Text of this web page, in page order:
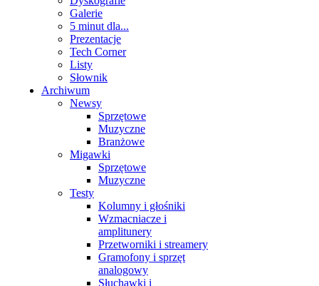
Galerie
5 minut dla...
Prezentacje
Tech Corner
Listy
Słownik
Archiwum
Newsy
Sprzętowe
Muzyczne
Branżowe
Migawki
Sprzętowe
Muzyczne
Testy
Kolumny i głośniki
Wzmacniacze i
amplitunery
Przetworniki i streamery
Gramofony i sprzęt
analogowy
Słuchawki i